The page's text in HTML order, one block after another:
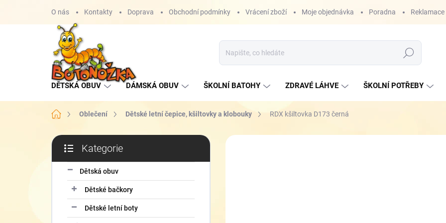
O nás Kontakty Doprava Obchodní podmínky Vrácení zboží Moje objednávka Poradna Reklamace
Hledat
DĚTSKÁ OBUV DÁMSKÁ OBUV ŠKOLNÍ BATOHY ZDRAVÉ LÁHVE ŠKOLNÍ POTŘEBY
Domů Oblečení Dětské letní čepice, kšiltovky a klobouky RDX kšiltovka D173 černá
P
s
kategorie
Kategorie
Dětská obuv
Dětské bačkory
Dětské letní boty
ZNAČKA: